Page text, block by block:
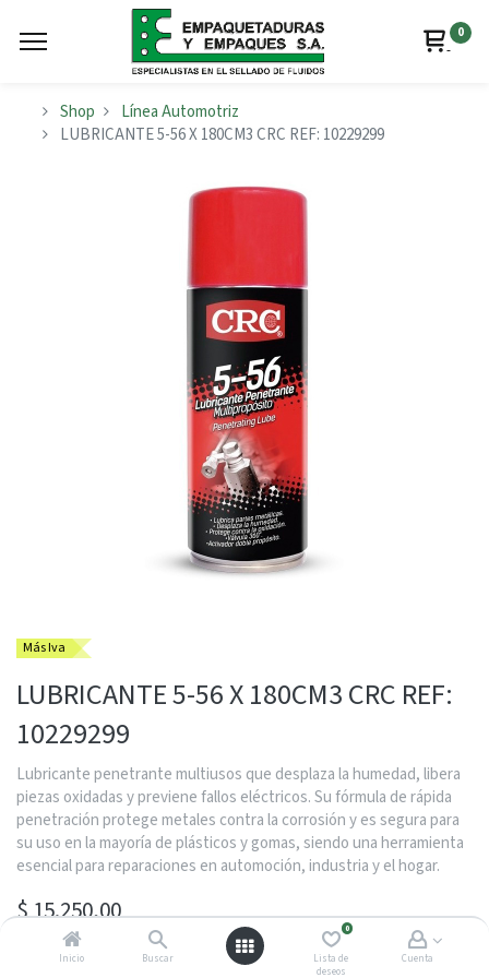
Inicio Buscar
0
Lista de
deseos
Cuenta
0
Shop
Línea Automotriz
LUBRICANTE 5-56 X 180CM3 CRC REF: 10229299
Más Iva
LUBRICANTE 5-56 X 180CM3 CRC REF:
10229299
Lubricante penetrante multiusos que desplaza la humedad, libera
piezas oxidadas y previene fallos eléctricos. Su fórmula de rápida
penetración protege metales contra la corrosión y es segura para
su uso en la mayoría de plásticos y gomas, siendo una herramienta
esencial para reparaciones en automoción, industria y el hogar.
$15.250,00